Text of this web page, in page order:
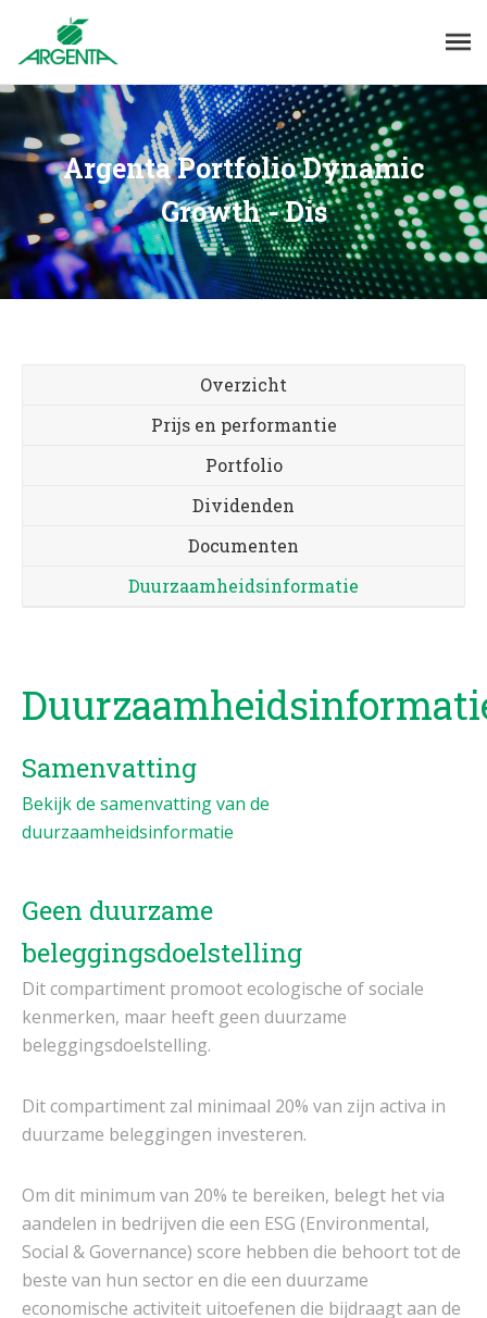
Argenta Portfolio Dynamic
Growth - Dis
Overzicht
Prijs en performantie
Portfolio
Dividenden
Documenten
Duurzaamheidsinformatie
Samenvatting
Bekijk de samenvatting van de
duurzaamheidsinformatie
Geen duurzame
beleggingsdoelstelling
Dit compartiment promoot ecologische of sociale
kenmerken, maar heeft geen duurzame
beleggingsdoelstelling.
Dit compartiment zal minimaal 20% van zijn activa in
duurzame beleggingen investeren.
Om dit minimum van 20% te bereiken, belegt het via
aandelen in bedrijven die een ESG (Environmental,
Social & Governance) score hebben die behoort tot de
beste van hun sector en die een duurzame
economische activiteit uitoefenen die bijdraagt aan de